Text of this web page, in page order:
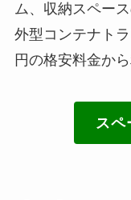
ム、収納スペー
外型コンテナト
円の格安料金か
スペ